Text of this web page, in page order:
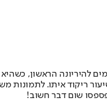
ריקוד איתו.